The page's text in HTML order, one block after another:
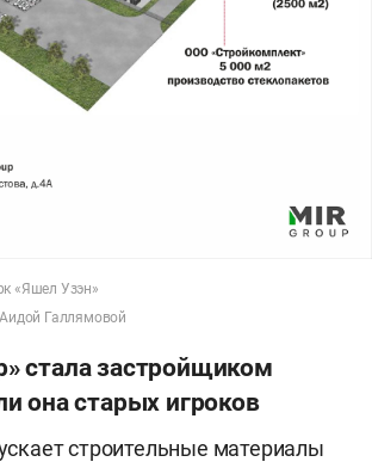
«Яшел Узэн»
Галлямовой
стала застройщиком
она старых игроков
строительные материалы